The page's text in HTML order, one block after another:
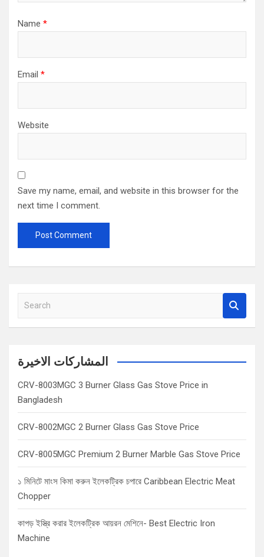
Name *
Email *
Website
Save my name, email, and website in this browser for the
next time I comment.
a
c
المشاركات الاخيرة
CRV-8003MGC 3 Burner Glass Gas Stove Price in
Bangladesh
CRV-8002MGC 2 Burner Glass Gas Stove Price
CRV-8005MGC Premium 2 Burner Marble Gas Stove Price
১ মিনিটে মাংস কিমা করুন ইলেকট্রিক চপারে Caribbean Electric Meat
Chopper
কাপড় ইস্ত্রি করার ইলেকট্রিক আয়রন মেশিনে- Best Electric Iron
Machine